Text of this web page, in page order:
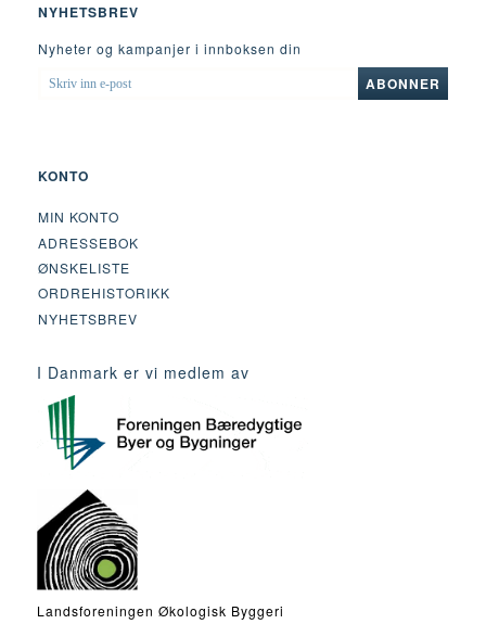
NYHETSBREV
Nyheter og kampanjer i innboksen din
SKRIV
INN
ABONNER
KONTO
MIN KONTO
ADRESSEBOK
ØNSKELISTE
ORDREHISTORIKK
NYHETSBREV
I Danmark er vi medlem av
Landsforeningen Økologisk Byggeri